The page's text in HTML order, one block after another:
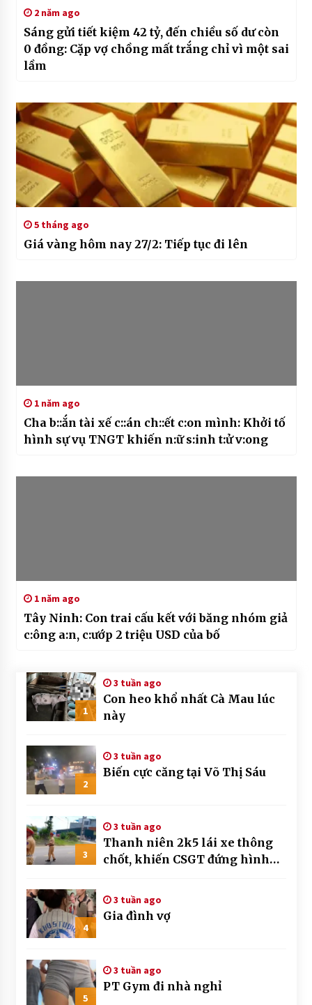
2 năm ago
Sáng gửi tiết kiệm 42 tỷ, đến chiều số dư còn
0 đồng: Cặp vợ chồng mất trắng chỉ vì một sai
lầm
5 tháng ago
Giá vàng hôm nay 27/2: Tiếp tục đi lên
1 năm ago
Cha b::ắn tài xế c::án ch::ết c:on mình: Khởi tố
hình sự vụ TNGT khiến n:ữ s:inh t:ử v:ong
1 năm ago
Tây Ninh: Con trai cấu kết với băng nhóm giả
c:ông a:n, c:ướp 2 triệu USD của bố
1
3 tuần ago
Con heo khổ nhất Cà Mau lúc
này
2
3 tuần ago
Biến cực căng tại Võ Thị Sáu
3
3 tuần ago
Thanh niên 2k5 lái xe thông
chốt, khiến CSGT đứng hình
4
3 tuần ago
Gia đình vợ
5
3 tuần ago
PT Gym đi nhà nghỉ